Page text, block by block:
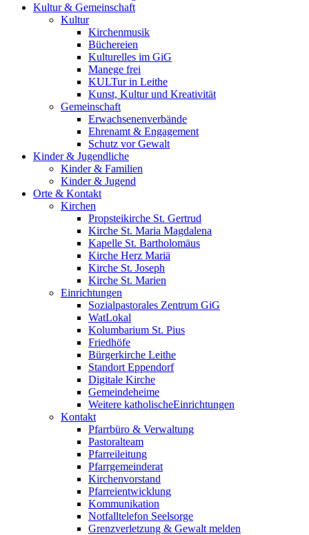
Kultur & Gemeinschaft
Kultur
Kirchenmusik
Büchereien
Kulturelles im GiG
Manege frei
KULTur in Leithe
Kunst, Kultur und Kreativität
Gemeinschaft
Erwachsenenverbände
Ehrenamt & Engagement
Schutz vor Gewalt
Kinder & Jugendliche
Kinder & Familien
Kinder & Jugend
Orte & Kontakt
Kirchen
Propsteikirche St. Gertrud
Kirche St. Maria Magdalena
Kapelle St. Bartholomäus
Kirche Herz Mariä
Kirche St. Joseph
Kirche St. Marien
Einrichtungen
Sozialpastorales Zentrum GiG
WatLokal
Kolumbarium St. Pius
Friedhöfe
Bürgerkirche Leithe
Standort Eppendorf
Digitale Kirche
Gemeindeheime
Weitere katholische­­Einrichtungen
Kontakt
Pfarrbüro & Verwaltung
Pastoralteam
Pfarreileitung
Pfarrgemeinderat
Kirchenvorstand
Pfarreientwicklung
Kommunikation
Notfalltelefon Seelsorge
Grenzverletzung & Gewalt melden